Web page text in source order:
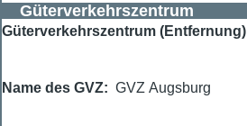
Güterverkehrszentrum
Güterverkehrszentrum (Entfernung)
Name des GVZ GVZ Augsburg